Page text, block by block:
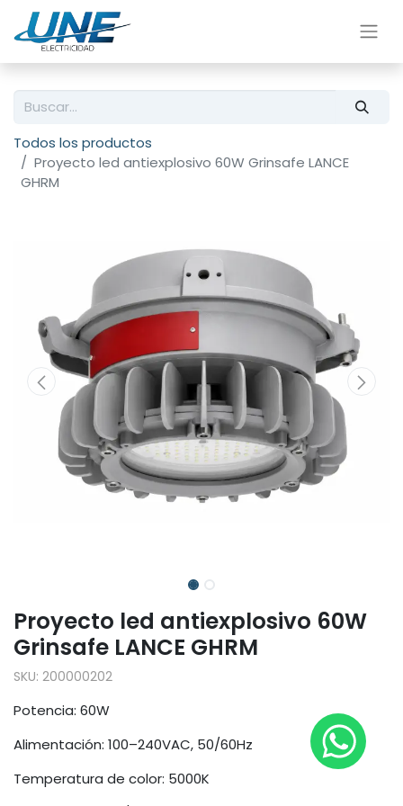
Todos los productos
Proyecto led antiexplosivo 60W Grinsafe LANCE
GHRM
Proyecto led antiexplosivo 60W
Grinsafe LANCE GHRM
SKU: 200000202
Potencia: 60W
Alimentación: 100–240VAC, 50/60Hz
Temperatura de color: 5000K